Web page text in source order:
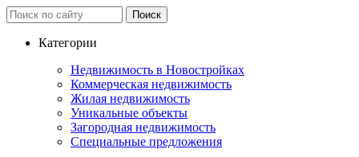
Категории
Недвижимость в Новостройках
Коммерческая недвижимость
Жилая недвижимость
Уникальные объекты
Загородная недвижимость
Специальные предложения